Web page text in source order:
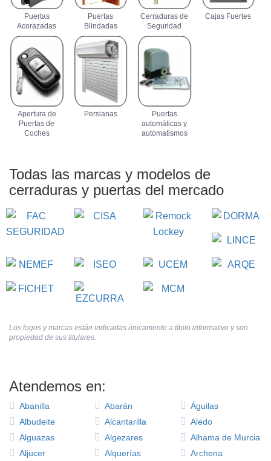
Puertas
Acorazadas
Puertas
Blindadas
Cerraduras de
Seguridad
Cajas Fuertes
Apertura de
Puertas de
Coches
Persianas
Puertas
automáticas y
automatismos
Todas las marcas y modelos de
cerraduras y puertas del mercado
Los logos y marcas están indicadas únicamente a título informativo y son
propiedad de sus titulares.
Atendemos en:
Abanilla Abarán
Águilas
Albudeite
Alcantarilla
Aledo
Alguazas
Algezares
Alhama de Murcia
Aljucer
Alquerías
Archena